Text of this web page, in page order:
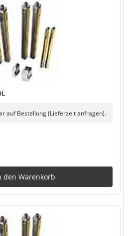
auf Bestellung (Lieferzeit anfragen).
den Warenkorb